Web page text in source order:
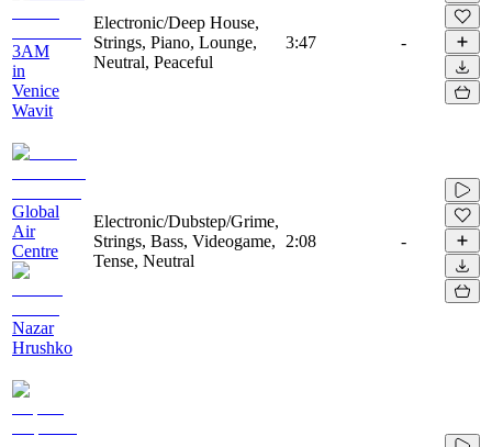
3AM
in
Venice
Wavit
Electronic/Deep House,
Strings, Piano, Lounge,
Neutral, Peaceful
3:47 -
Global
Air
Centre
Nazar
Hrushko
Electronic/Dubstep/Grime,
Strings, Bass, Videogame,
Tense, Neutral
2:08 -